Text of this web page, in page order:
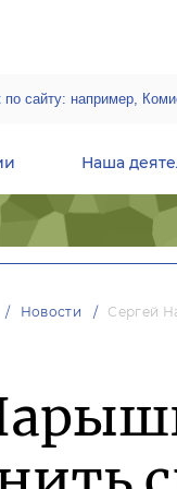
Наша
Новости Сергей